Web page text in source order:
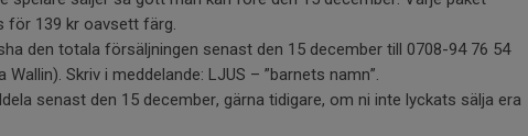
för 139 kr oavsett färg.
den totala försäljningen senast den 15 december till 0708-94 76 54
Wallin). Skriv i meddelande: LJUS – ”barnets namn”.
senast den 15 december, gärna tidigare, om ni inte lyckats sälja era